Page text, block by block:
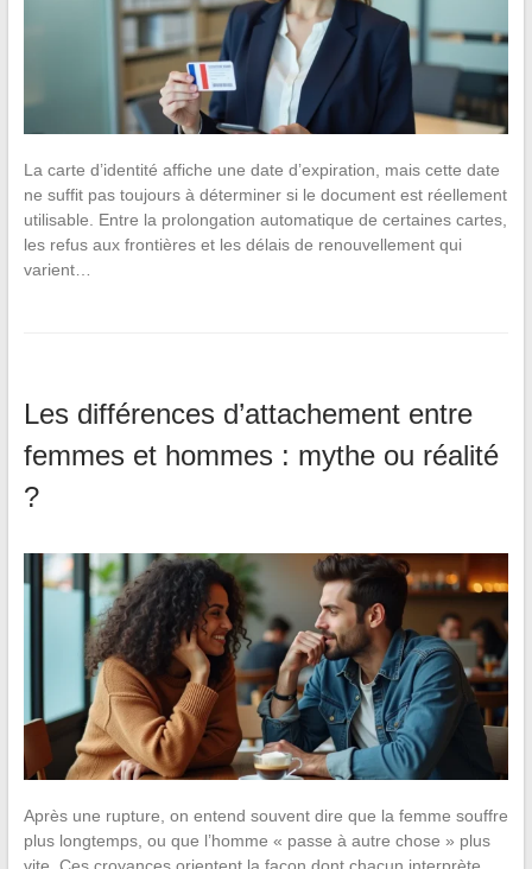
La carte d’identité affiche une date d’expiration, mais cette date
ne suffit pas toujours à déterminer si le document est réellement
utilisable. Entre la prolongation automatique de certaines cartes,
les refus aux frontières et les délais de renouvellement qui
varient…
Les différences d’attachement entre
femmes et hommes : mythe ou réalité
?
Après une rupture, on entend souvent dire que la femme souffre
plus longtemps, ou que l’homme « passe à autre chose » plus